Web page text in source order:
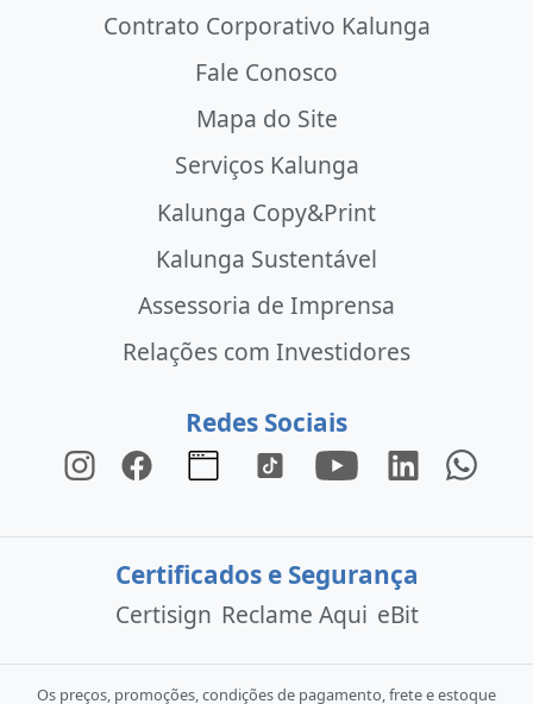
Contrato Corporativo Kalunga
Fale Conosco
Mapa do Site
Serviços Kalunga
Kalunga Copy&Print
Kalunga Sustentável
Assessoria de Imprensa
Relações com Investidores
Redes Sociais
Certificados e Segurança
Certisign Reclame Aqui eBit
Os preços, promoções, condições de pagamento, frete e estoque